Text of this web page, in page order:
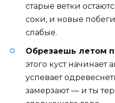
старые ветки
соки, и новые
слабые.
Обрезаешь летом
этого куст начинает
успевает
замерзают — и ты